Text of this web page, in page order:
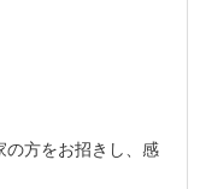
の方をお招きし、感